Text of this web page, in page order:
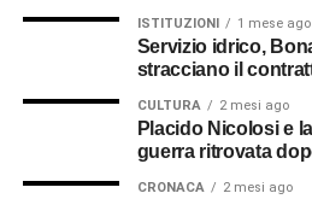
ISTITUZIONI 1 mese ago
Servizio idrico,
stracciano il
CULTURA 2 mesi ago
Placido Nicolosi e
guerra ritrovata
CRONACA 2 mesi ago